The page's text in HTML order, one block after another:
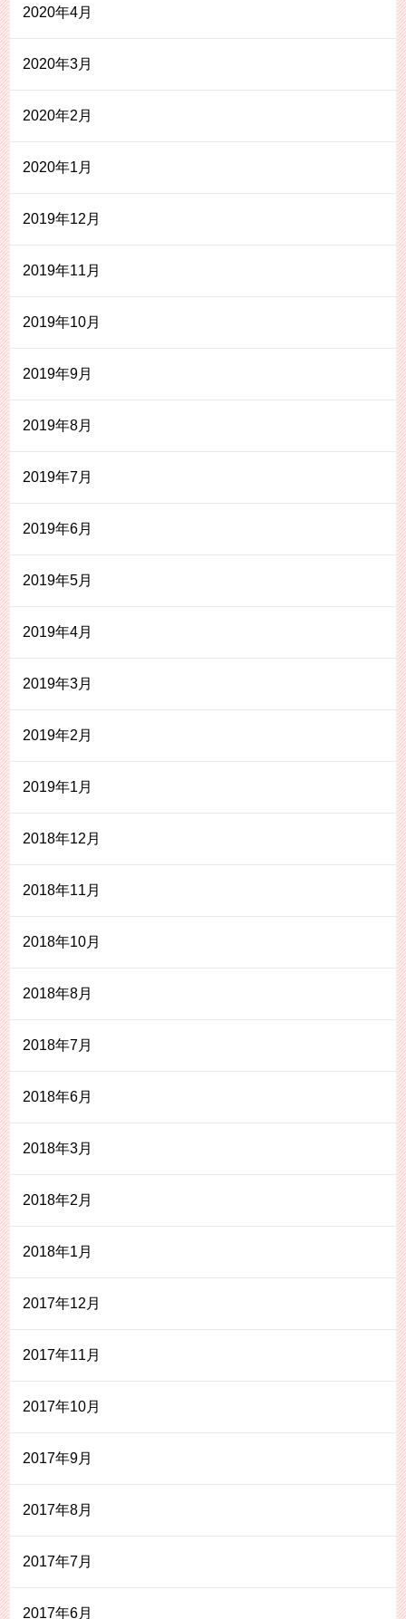
2020年4月
2020年3月
2020年2月
2020年1月
2019年12月
2019年11月
2019年10月
2019年9月
2019年8月
2019年7月
2019年6月
2019年5月
2019年4月
2019年3月
2019年2月
2019年1月
2018年12月
2018年11月
2018年10月
2018年8月
2018年7月
2018年6月
2018年3月
2018年2月
2018年1月
2017年12月
2017年11月
2017年10月
2017年9月
2017年8月
2017年7月
2017年6月